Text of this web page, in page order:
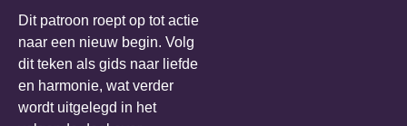
Dit patroon roept op tot actie
naar een nieuw begin. Volg
dit teken als gids naar liefde
en harmonie, wat verder
wordt uitgelegd in het